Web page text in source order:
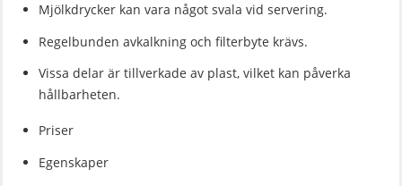
Mjölkdrycker kan vara något svala vid servering.
Regelbunden avkalkning och filterbyte krävs.
Vissa delar är tillverkade av plast, vilket kan påverka
hållbarheten.
Priser
Egenskaper